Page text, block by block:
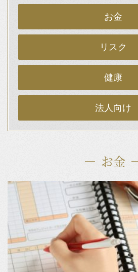
お金
リスク
健康
法人向け
お金